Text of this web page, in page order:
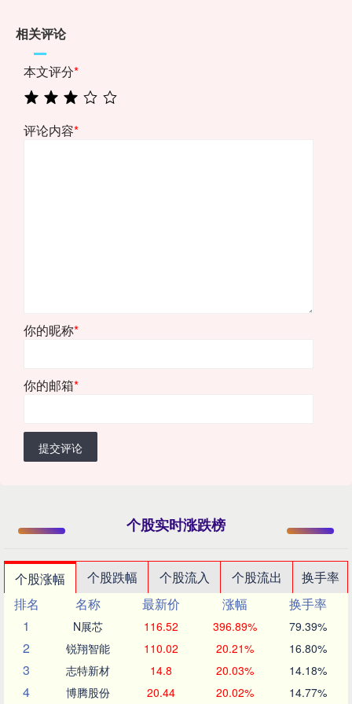
相关评论
本文评分*
评论内容*
你的昵称*
你的邮箱*
提交评论
个股实时涨跌榜
个股涨幅 个股跌幅 个股流入 个股流出
换手率
排名
名称 最新价 涨幅
换手率
1
N展芯 116.52 396.89% 79.39%
2 锐翔智能 110.02 20.21% 16.80%
3 志特新材 14.8 20.03% 14.18%
4 博腾股份 20.44 20.02% 14.77%